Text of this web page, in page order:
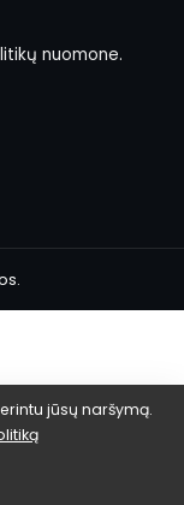
nuomone.
jūsų naršymą.